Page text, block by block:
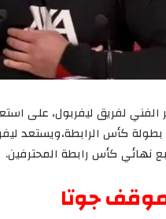
الفني لفريق ليفربول، على
بطولة كأس الرابطة،ويستعد
نهائي كأس رابطة المحترفين.
جوتا